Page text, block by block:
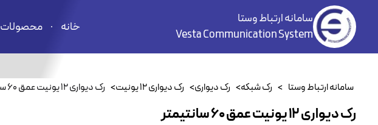
سامانه ارتباط وستا
Vesta Communication System
خانه محصولات
سامانه ارتباط وستا > رک شبکه> رک دیواری> رک دیواری ۱۲ یونیت > رک دیواری ۱۲ یونیت عمق ۶۰ سانتیمتر
رک دیواری ۱۲ یونیت عمق ۶۰ سانتیمتر